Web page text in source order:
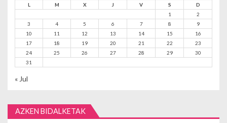
L M X J V S
D
1
2
3
4 5 6 7 8
9
10
11 12 13 14 15
16
17
18 19 20 21 22
23
24
25 26 27 28 29
30
31
« Jul
AZKEN BIDALKETAK